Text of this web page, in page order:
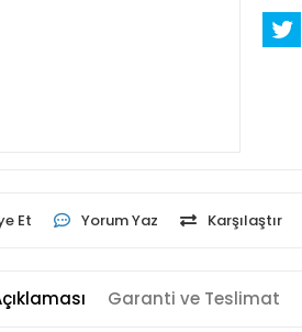
Et Yorum Yaz Karşılaştır
Garanti ve Teslimat